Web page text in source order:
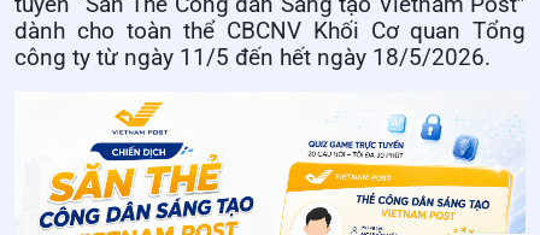
dành cho toàn thể CBCNV Khối Cơ quan Tổng
công ty từ ngày 11/5 đến hết ngày 18/5/2026.